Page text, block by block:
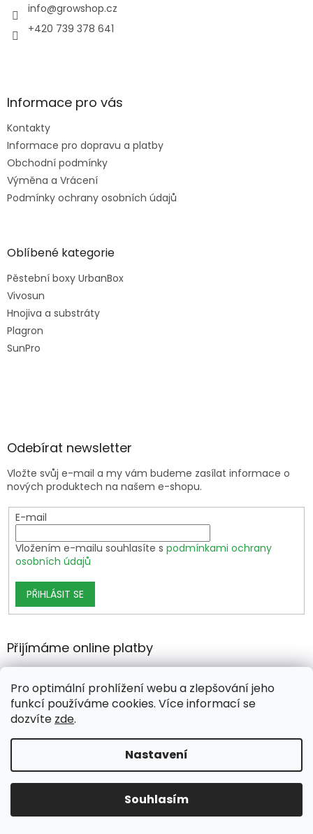
Pro optimální prohlížení webu a zlepšování jeho
funkcí používáme cookies. Více informací se
dozvíte zde.
Nastavení
Souhlasím
info@growshop.cz
+420 739 378 641
Informace pro vás
Kontakty
Informace pro dopravu a platby
Obchodní podmínky
Výměna a Vrácení
Podmínky ochrany osobních údajů
Oblíbené kategorie
Pěstební boxy UrbanBox
Vivosun
Hnojiva a substráty
Plagron
SunPro
Odebírat newsletter
Vložte svůj e-mail a my vám budeme zasílat informace o
nových produktech na našem e-shopu.
E-mail
Vložením e-mailu souhlasíte s podmínkami ochrany
osobních údajů
PŘIHLÁSIT SE
Přijímáme online platby
Vytvořil Shoptet Premium
Copyright 2026growshop.cz. Všechna práva vyhrazena.
Upravit nastavení cookies